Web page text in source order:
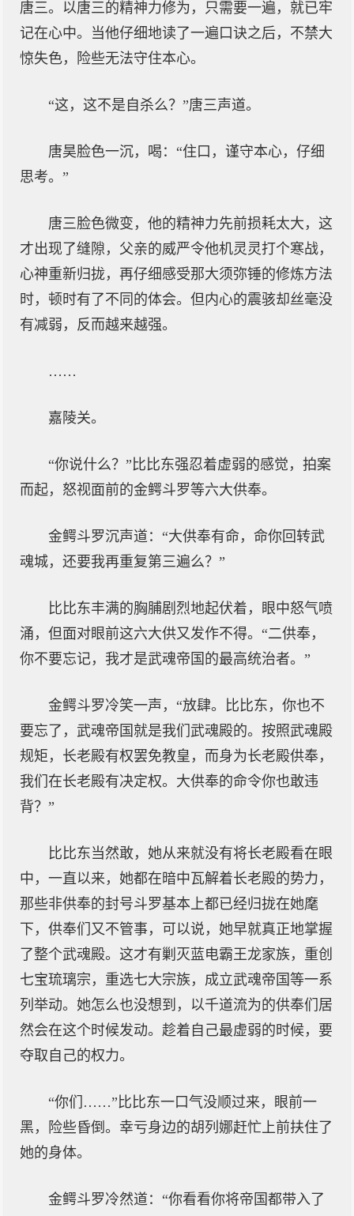
唐三。以唐三的精神力修为，只需要一遍，就已牢
记在心中。当他仔细地读了一遍口诀之后，不禁大
惊失色，险些无法守住本心。
“这，这不是自杀么？”唐三声道。
唐昊脸色一沉，喝：“住口，谨守本心，仔细
思考。”
唐三脸色微变，他的精神力先前损耗太大，这
才出现了缝隙，父亲的威严令他机灵灵打个寒战，
心神重新归拢，再仔细感受那大须弥锤的修炼方法
时，顿时有了不同的体会。但内心的震骇却丝毫没
有减弱，反而越来越强。
……
嘉陵关。
“你说什么？”比比东强忍着虚弱的感觉，拍案
而起，怒视面前的金鳄斗罗等六大供奉。
金鳄斗罗沉声道：“大供奉有命，命你回转武
魂城，还要我再重复第三遍么？”
比比东丰满的胸脯剧烈地起伏着，眼中怒气喷
涌，但面对眼前这六大供又发作不得。“二供奉，
你不要忘记，我才是武魂帝国的最高统治者。”
金鳄斗罗冷笑一声，“放肆。比比东，你也不
要忘了，武魂帝国就是我们武魂殿的。按照武魂殿
规矩，长老殿有权罢免教皇，而身为长老殿供奉，
我们在长老殿有决定权。大供奉的命令你也敢违
背？”
比比东当然敢，她从来就没有将长老殿看在眼
中，一直以来，她都在暗中瓦解着长老殿的势力，
那些非供奉的封号斗罗基本上都已经归拢在她麾
下，供奉们又不管事，可以说，她早就真正地掌握
了整个武魂殿。这才有剿灭蓝电霸王龙家族，重创
七宝琉璃宗，重选七大宗族，成立武魂帝国等一系
列举动。她怎么也没想到，以千道流为的供奉们居
然会在这个时候发动。趁着自己最虚弱的时候，要
夺取自己的权力。
“你们……”比比东一口气没顺过来，眼前一
黑，险些昏倒。幸亏身边的胡列娜赶忙上前扶住了
她的身体。
金鳄斗罗冷然道：“你看看你将帝国都带入了